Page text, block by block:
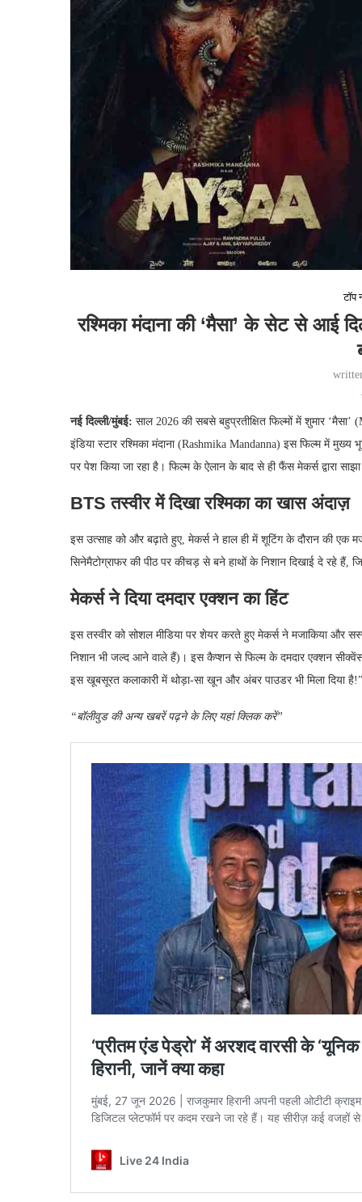
टॉप
रश्मिका मंदाना की ‘मैसा’ के सेट से आई
नई दिल्ली/मुंबई: साल 2026 की सबसे बहुप्रतीक्षित फिल्मों में शुमार
इंडिया स्टार रश्मिका मंदाना (Rashmika Mandanna) इस फिल्म में मुख्य
पर पेश किया जा रहा है। फिल्म के ऐलान के बाद से ही फैंस मेकर्स द्वारा
BTS तस्वीर में दिखा रश्मिका का खास अंदाज़
इस उत्साह को और बढ़ाते हुए, मेकर्स ने हाल ही में शूटिंग के दौरान की एक
सिनेमैटोग्राफर की पीठ पर कीचड़ से बने हाथों के निशान दिखाई दे रहे हैं,
मेकर्स ने दिया दमदार एक्शन का हिंट
इस तस्वीर को सोशल मीडिया पर शेयर करते हुए मेकर्स ने मजाकिया और
निशान भी जल्द आने वाले हैं)। इस कैप्शन से फिल्म के दमदार एक्शन
इस खूबसूरत कलाकारी में थोड़ा-सा खून और अंबर पाउडर भी मिला दिया है!”
“बॉलीवुड की अन्य खबरें पढ़ने के लिए यहां क्लिक करें”